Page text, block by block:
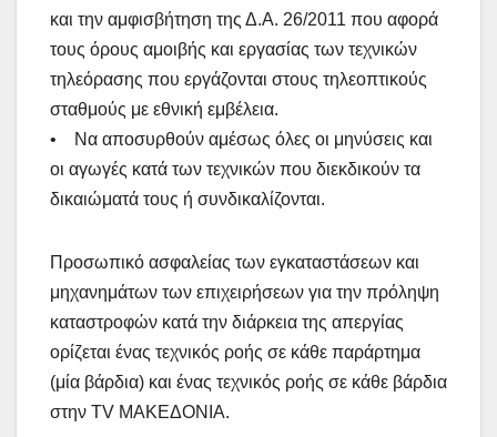
και την αμφισβήτηση της Δ.Α. 26/2011 που αφορά
τους όρους αμοιβής και εργασίας των τεχνικών
τηλεόρασης που εργάζονται στους τηλεοπτικούς
σταθμούς με εθνική εμβέλεια.
• Να αποσυρθούν αμέσως όλες οι μηνύσεις και
οι αγωγές κατά των τεχνικών που διεκδικούν τα
δικαιώματά τους ή συνδικαλίζονται.
Προσωπικό ασφαλείας των εγκαταστάσεων και
μηχανημάτων των επιχειρήσεων για την πρόληψη
καταστροφών κατά την διάρκεια της απεργίας
ορίζεται ένας τεχνικός ροής σε κάθε παράρτημα
(μία βάρδια) και ένας τεχνικός ροής σε κάθε βάρδια
στην TV ΜΑΚΕΔΟΝΙΑ.